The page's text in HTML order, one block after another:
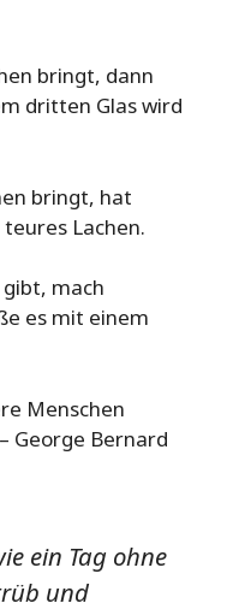
bringt, dann
dritten Glas wird
bringt, hat
Lachen.
mach
es mit einem
Menschen
George Bernard
ein Tag ohne
und